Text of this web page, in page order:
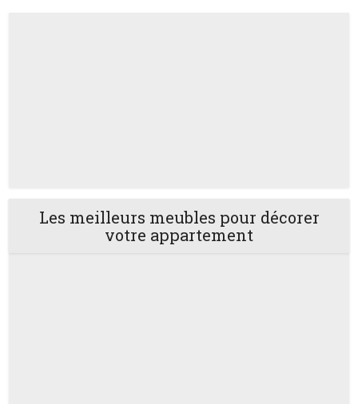
Les meilleurs meubles pour décorer
votre appartement